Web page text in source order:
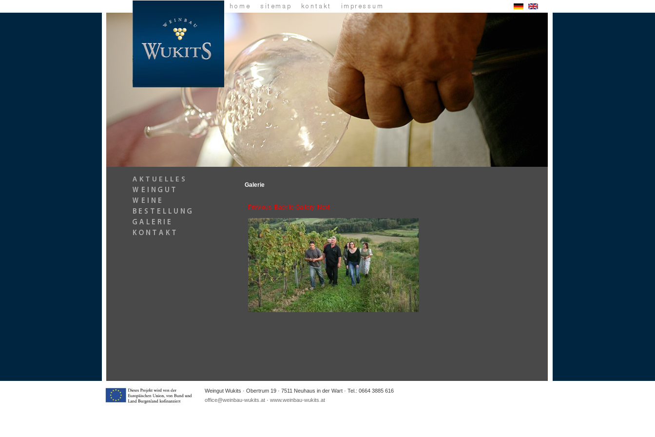
Galerie
Previous Back to Gallery Next
Weingut Wukits · Obertrum 19 · 7511 Neuhaus in der Wart · Tel.: 0664 3885 616
office@weinbau-wukits.at · www.weinbau-wukits.at